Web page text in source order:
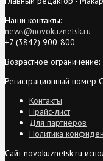
Наши контакты:
news@novokuznetsk.ru
+7 (3842) 900-800
Возрастное ограничение:
Регистрационный
Контакты
Прайс-лист
Для партнеров
Политика
Сайт novokuznetsk.ru